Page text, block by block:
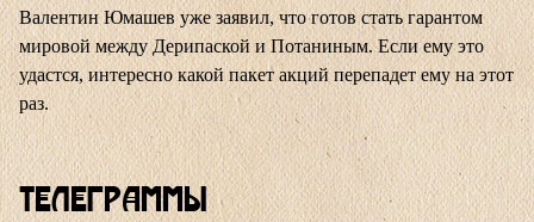
Валентин Юмашев уже заявил, что готов стать гарантом
мировой между Дерипаской и Потаниным. Если ему это
удастся, интересно какой пакет акций перепадет ему на этот
раз.
Телеграммы